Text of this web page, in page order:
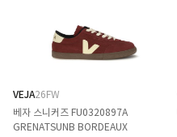
VEJA26FW
베자 스니커즈 FU0320897A
GRENATSUNB BORDEAUX